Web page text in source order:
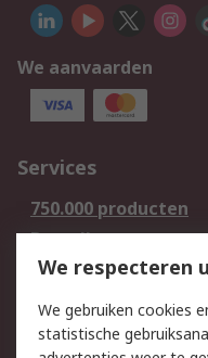
We aanvaarden
Services
750.000 producten
Bestellen
Retouren
Track & Trace
We respecteren
We gebruiken cookies
statistische